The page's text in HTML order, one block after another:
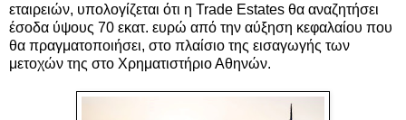
εταιρειών, υπολογίζεται ότι η Trade Estates θα αναζητήσει
έσοδα ύψους 70 εκατ. ευρώ από την αύξηση κεφαλαίου που
θα πραγματοποιήσει, στο πλαίσιο της εισαγωγής των
μετοχών της στο Χρηματιστήριο Αθηνών.